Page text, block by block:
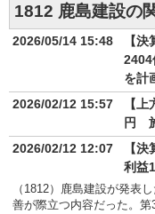
1812 鹿島建設の
2026/05/14 15:48
【
を計
2026/02/12 15:57
【
円
2026/02/12 12:07
【
利益
（1812）鹿島建設が発表
善が際立つ内容だった。